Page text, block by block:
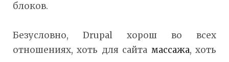
блоков.
Безусловно, Drupal хорош во всех
отношениях, хоть для сайта массажа, хоть